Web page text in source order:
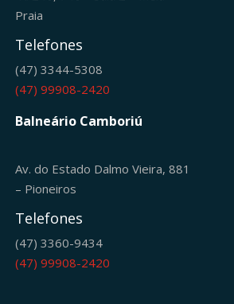
Praia
Telefones
(47) 3344-5308
(47) 99908-2420
Balneário Camboriú
Av. do Estado Dalmo Vieira, 881
– Pioneiros
Telefones
(47) 3360-9434
(47) 99908-2420